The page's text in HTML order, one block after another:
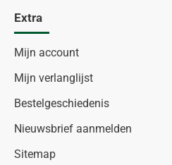
Extra
Mijn account
Mijn verlanglijst
Bestelgeschiedenis
Nieuwsbrief aanmelden
Sitemap